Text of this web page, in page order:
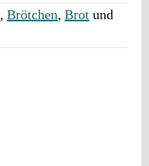
, Brötchen, Brot und